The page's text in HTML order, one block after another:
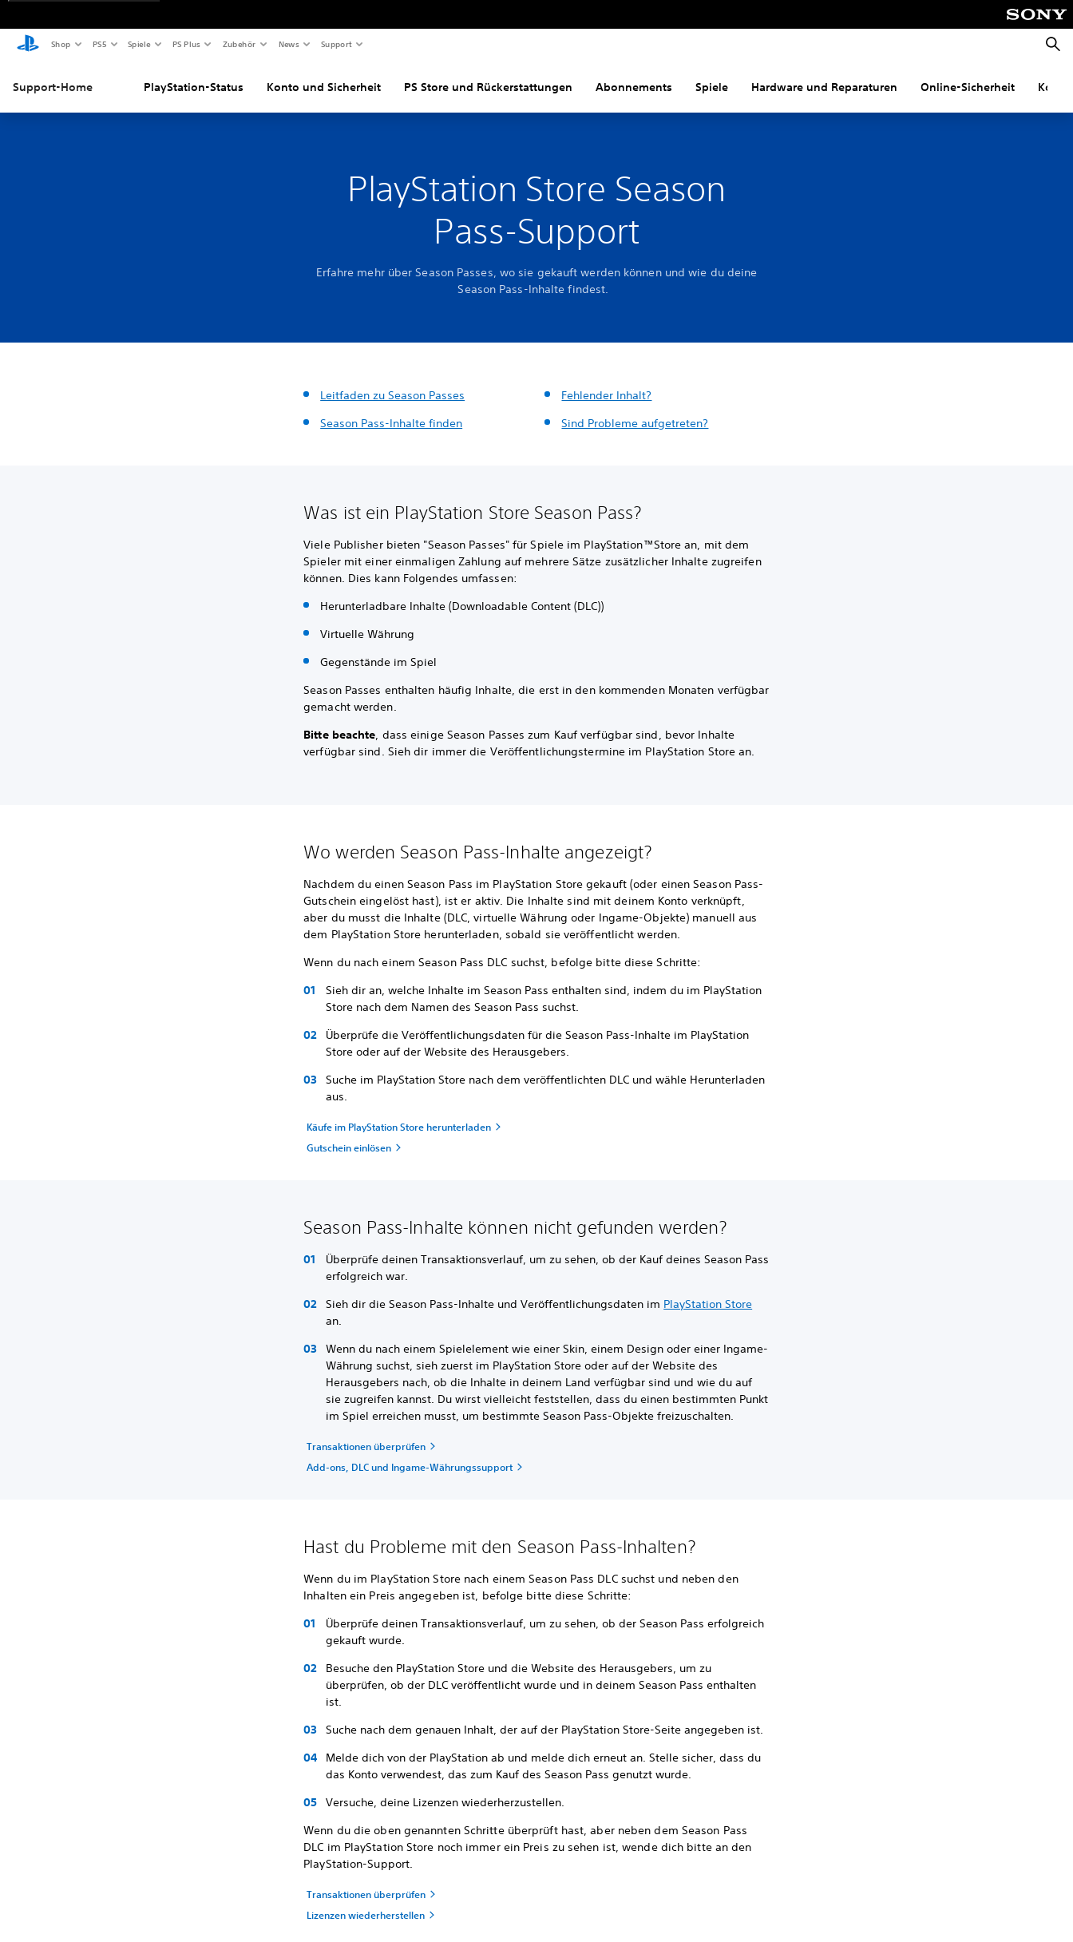
Shop PS5 Spiele PS Plus Zubehör News Support
Support-Home PlayStation-Status Konto und Sicherheit PS Store und Rückerstattungen Abonnements Spiele Hardware und Reparaturen Online-Sicherheit
PlayStation Store Season
Pass-Support
Erfahre mehr über Season Passes, wo sie gekauft werden können und wie du deine
Season Pass-Inhalte findest.
Leitfaden zu Season Passes
Season Pass-Inhalte finden
Fehlender Inhalt?
Sind Probleme aufgetreten?
Was ist ein PlayStation Store Season Pass?
Viele Publisher bieten "Season Passes" für Spiele im PlayStation™Store an, mit dem
Spieler mit einer einmaligen Zahlung auf mehrere Sätze zusätzlicher Inhalte zugreifen
können. Dies kann Folgendes umfassen:
Herunterladbare Inhalte (Downloadable Content (DLC))
Virtuelle Währung
Gegenstände im Spiel
Season Passes enthalten häufig Inhalte, die erst in den kommenden Monaten verfügbar
gemacht werden.
Bitte beachte, dass einige Season Passes zum Kauf verfügbar sind, bevor Inhalte
verfügbar sind. Sieh dir immer die Veröffentlichungstermine im PlayStation Store an.
Wo werden Season Pass-Inhalte angezeigt?
Nachdem du einen Season Pass im PlayStation Store gekauft (oder einen Season Pass-
Gutschein eingelöst hast), ist er aktiv. Die Inhalte sind mit deinem Konto verknüpft,
aber du musst die Inhalte (DLC, virtuelle Währung oder Ingame-Objekte) manuell aus
dem PlayStation Store herunterladen, sobald sie veröffentlicht werden.
Wenn du nach einem Season Pass DLC suchst, befolge bitte diese Schritte:
Sieh dir an, welche Inhalte im Season Pass enthalten sind, indem du im PlayStation
Store nach dem Namen des Season Pass suchst.
Überprüfe die Veröffentlichungsdaten für die Season Pass-Inhalte im PlayStation
Store oder auf der Website des Herausgebers.
Suche im PlayStation Store nach dem veröffentlichten DLC und wähle Herunterladen
aus.
Käufe im PlayStation Store herunterladen
Gutschein einlösen
Season Pass-Inhalte können nicht gefunden werden?
Überprüfe deinen Transaktionsverlauf, um zu sehen, ob der Kauf deines Season Pass
erfolgreich war.
Sieh dir die Season Pass-Inhalte und Veröffentlichungsdaten im PlayStation Store
an.
Wenn du nach einem Spielelement wie einer Skin, einem Design oder einer Ingame-
Währung suchst, sieh zuerst im PlayStation Store oder auf der Website des
Herausgebers nach, ob die Inhalte in deinem Land verfügbar sind und wie du auf
sie zugreifen kannst. Du wirst vielleicht feststellen, dass du einen bestimmten Punkt
im Spiel erreichen musst, um bestimmte Season Pass-Objekte freizuschalten.
Transaktionen überprüfen
Add-ons, DLC und Ingame-Währungssupport
Hast du Probleme mit den Season Pass-Inhalten?
Wenn du im PlayStation Store nach einem Season Pass DLC suchst und neben den
Inhalten ein Preis angegeben ist, befolge bitte diese Schritte:
Überprüfe deinen Transaktionsverlauf, um zu sehen, ob der Season Pass erfolgreich
gekauft wurde.
Besuche den PlayStation Store und die Website des Herausgebers, um zu
überprüfen, ob der DLC veröffentlicht wurde und in deinem Season Pass enthalten
ist.
Suche nach dem genauen Inhalt, der auf der PlayStation Store-Seite angegeben ist.
Melde dich von der PlayStation ab und melde dich erneut an. Stelle sicher, dass du
das Konto verwendest, das zum Kauf des Season Pass genutzt wurde.
Versuche, deine Lizenzen wiederherzustellen.
Wenn du die oben genannten Schritte überprüft hast, aber neben dem Season Pass
DLC im PlayStation Store noch immer ein Preis zu sehen ist, wende dich bitte an den
PlayStation-Support.
Transaktionen überprüfen
Lizenzen wiederherstellen